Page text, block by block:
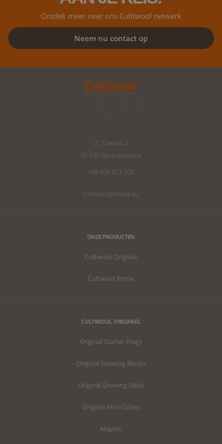
Ontdek meer over ons Cultiwool netwerk
Neem nu contact op
UI. Towara 3,
05-530 Gora Kalwaria
+48 606 873 100
cultiwool@babik.eu
ONZE PRODUCTEN
Cultiwool Original
Cultiwool Prime
CULTIWOOL ORIGINEEL
Original Starter Plugs
Original Growing Blocks
Original Growing Slabs
Original Mini Cubes
Mapito